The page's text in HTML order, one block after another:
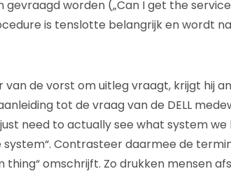
worden („Can I get the service
is tenslotte belangrijk en wordt
de vorst om uitleg vraagt, krijgt hij
tot de vraag van de DELL
need to actually see what system we
Contrasteer daarmee de
thing“ omschrijft. Zo drukken mensen